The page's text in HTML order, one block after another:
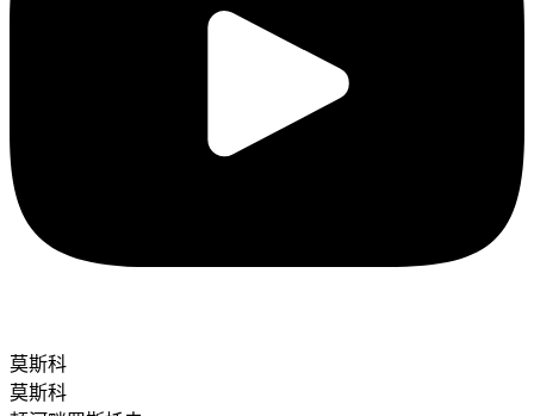
莫斯科
莫斯科